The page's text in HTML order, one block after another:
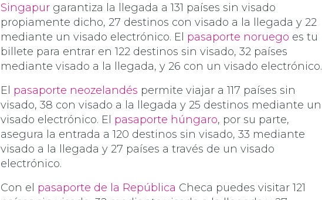
Singapur garantiza la llegada a 131 países sin visado
propiamente dicho, 27 destinos con visado a la llegada y 22
mediante un visado electrónico. El pasaporte noruego es tu
billete para entrar en 122 destinos sin visado, 32 países
mediante visado a la llegada, y 26 con un visado electrónico.
El pasaporte neozelandés permite viajar a 117 países sin
visado, 38 con visado a la llegada y 25 destinos mediante un
visado electrónico. El pasaporte húngaro, por su parte,
asegura la entrada a 120 destinos sin visado, 33 mediante
visado a la llegada y 27 países a través de un visado
electrónico.
Con el pasaporte de la República Checa puedes visitar 121